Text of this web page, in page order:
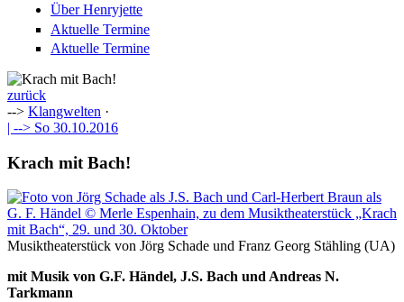
Über Henryjette
Aktuelle Termine
Aktuelle Termine
zurück
--> Klangwelten ·
| --> So 30.10.2016
Krach mit Bach!
Musiktheaterstück von Jörg Schade und Franz Georg Stähling (UA)
mit Musik von G.F. Händel, J.S. Bach und Andreas N.
Tarkmann